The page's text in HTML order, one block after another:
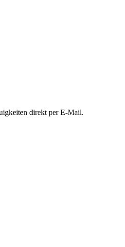
direkt per E-Mail.